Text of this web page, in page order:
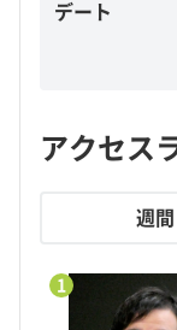
デート
アクセス
週間
1